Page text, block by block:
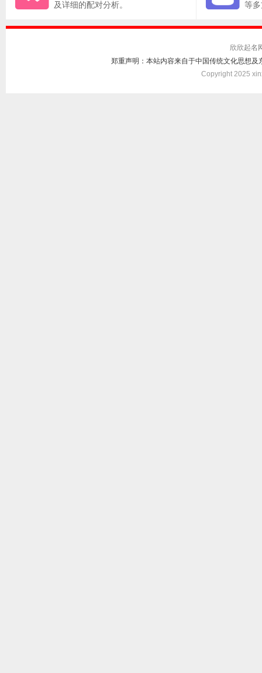
及详细的配对分析。 等
欣欣起名
郑重声明：本站内容来自于中国传统文化思想
Copyright 2025